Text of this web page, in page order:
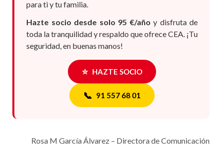
para ti y tu familia.
Hazte socio desde solo 95 €/año y disfruta de
toda la tranquilidad y respaldo que ofrece CEA. ¡Tu
seguridad, en buenas manos!
⭐ HAZTE SOCIO
📞 91 557 68 01
Rosa M García Álvarez – Directora de Comunicación